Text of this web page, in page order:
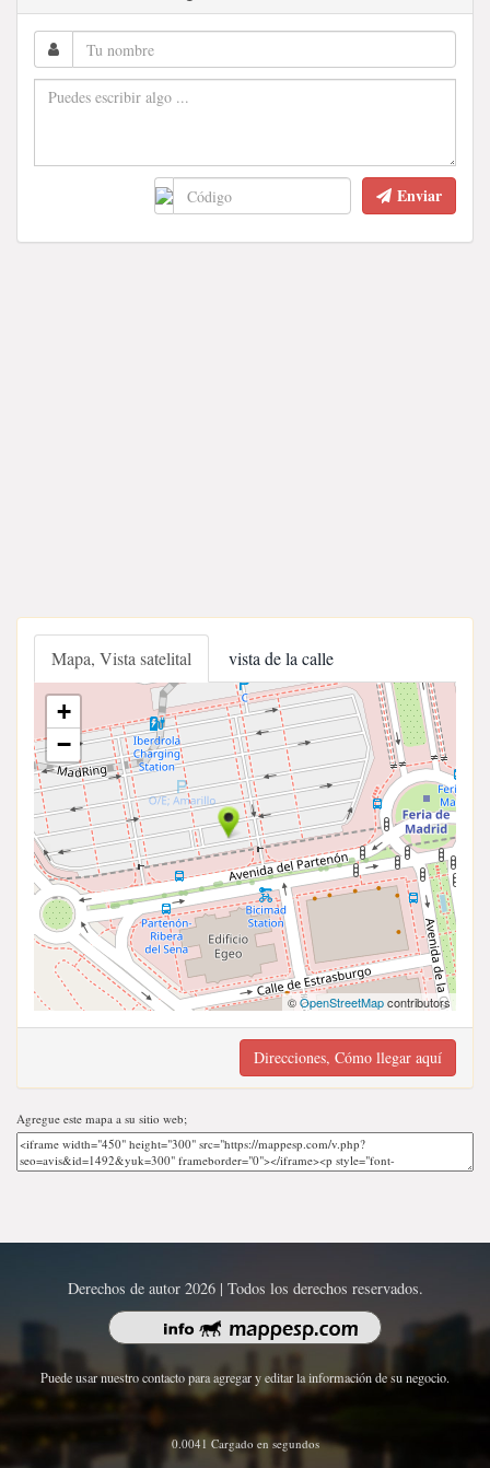
Enviar
Mapa, Vista satelital vista de la calle
+
−
©OpenStreetMapcontributors
Direcciones, Cómo llegar aquí
Agregue este mapa a su sitio web;
Derechos de autor 2026 | Todos los derechos reservados.
Puede usar nuestro contacto para agregar y editar la información de su negocio.
0.0041 Cargado en segundos